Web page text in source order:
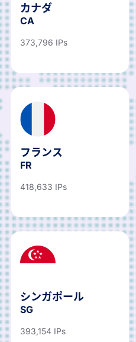
カナダ
CA
373,796 IPs
フランス
FR
418,633 IPs
シンガポール
SG
393,154 IPs